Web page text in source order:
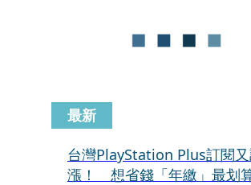
最新
台灣PlayStation Plus訂閱
漲！ 想省錢「年繳」最划